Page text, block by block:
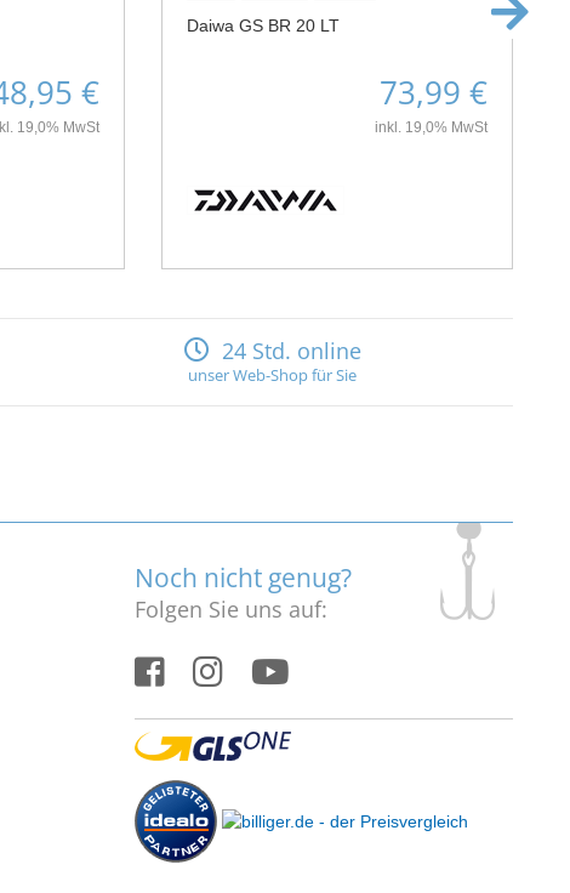
€
19,0% MwSt
Daiwa GS BR 20 LT
73,99 €
inkl. 19,0% MwSt
24 Std. online
unser Web-Shop für Sie
Noch nicht genug?
Folgen Sie uns auf: